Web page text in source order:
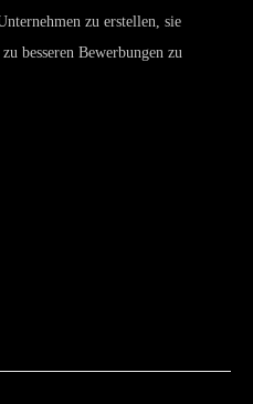
zu erstellen, sie
besseren Bewerbungen zu